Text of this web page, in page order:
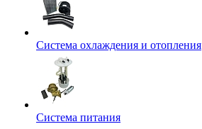
Система охлаждения и отопления
Система питания